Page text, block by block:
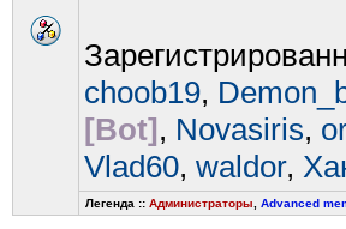
choob19,
[Bot], Novasiris,
Vlad60, waldor,
Легенда :: Администраторы Advanced